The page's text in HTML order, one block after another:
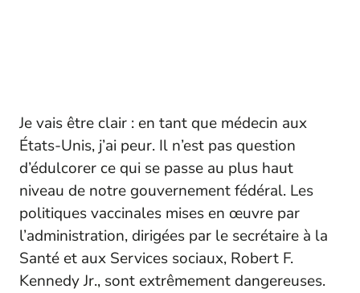
Je vais être clair : en tant que médecin aux
États-Unis, j’ai peur. Il n’est pas question
d’édulcorer ce qui se passe au plus haut
niveau de notre gouvernement fédéral. Les
politiques vaccinales mises en œuvre par
l’administration, dirigées par le secrétaire à la
Santé et aux Services sociaux, Robert F.
Kennedy Jr., sont extrêmement dangereuses.